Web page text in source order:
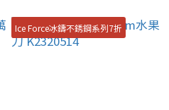
Ice Force冰鑄不銹鋼系列7折